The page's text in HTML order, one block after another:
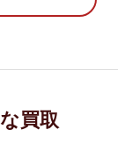
買取